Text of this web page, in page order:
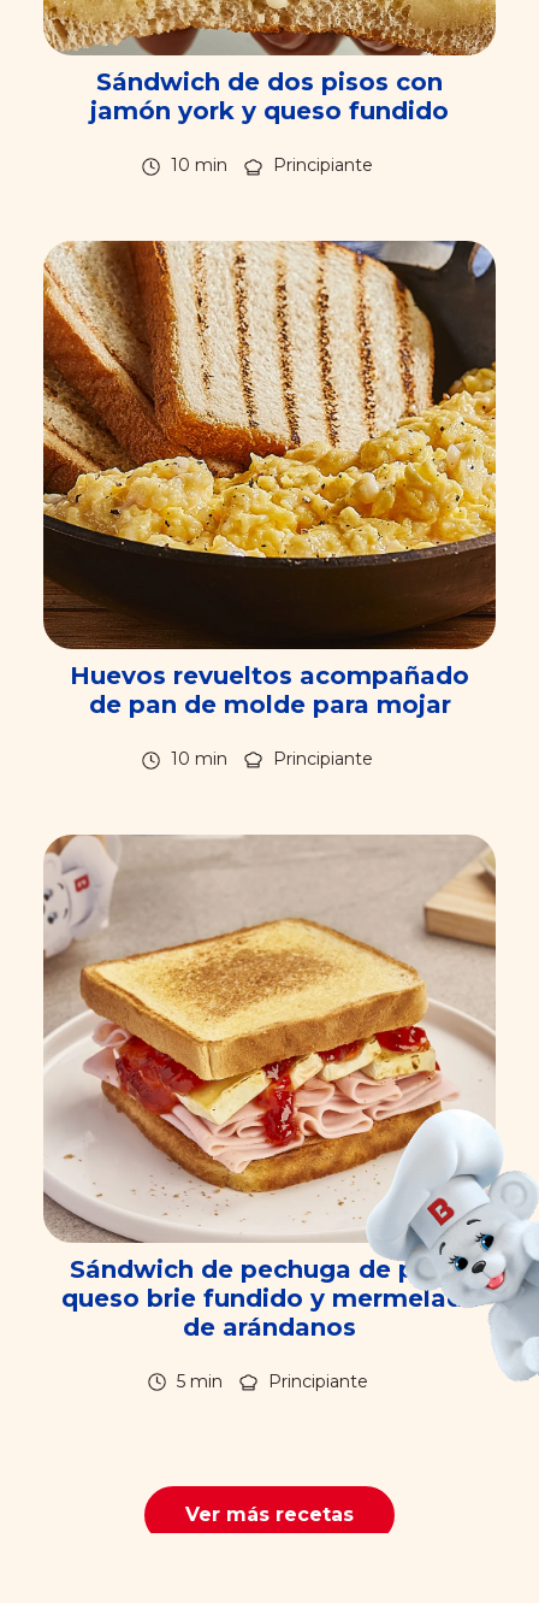
Sándwich de dos pisos con
jamón york y queso fundido
10 min Principiante
Huevos revueltos acompañado
de pan de molde para mojar
10 min Principiante
Sándwich de pechuga de pavo,
queso brie fundido y mermelada
de arándanos
5 min Principiante
Ver más recetas